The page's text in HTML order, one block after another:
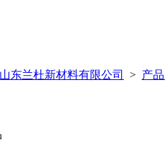
山东兰杜新材料有限公司 > 产